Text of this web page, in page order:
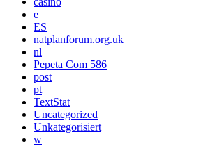
e
ES
natplanforum.org.uk
nl
Pepeta Com 586
post
pt
TextStat
Uncategorized
Unkategorisiert
w